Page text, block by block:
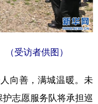
受访者供图）
善，满城温暖。未
志愿服务队将承担巡